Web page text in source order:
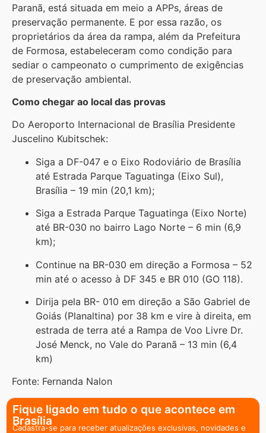
Paranã, está situada em meio a APPs, áreas de
preservação permanente. E por essa razão, os
proprietários da área da rampa, além da Prefeitura
de Formosa, estabeleceram como condição para
sediar o campeonato o cumprimento de exigências
de preservação ambiental.
Como chegar ao local das provas
Do Aeroporto Internacional de Brasília Presidente
Juscelino Kubitschek:
Siga a DF-047 e o Eixo Rodoviário de Brasília
até Estrada Parque Taguatinga (Eixo Sul),
Brasília – 19 min (20,1 km);
Siga a Estrada Parque Taguatinga (Eixo Norte)
até BR-030 no bairro Lago Norte – 6 min (6,9
km);
Continue na BR-030 em direção a Formosa – 52
min até o acesso à DF 345 e BR 010 (GO 118).
Dirija pela BR- 010 em direção a São Gabriel de
Goiás (Planaltina) por 38 km e vire à direita, em
estrada de terra até a Rampa de Voo Livre Dr.
José Menck, no Vale do Paranã – 13 min (6,4
km)
Fonte: Fernanda Nalon
Fique ligado em tudo o que acontece em
Brasília
Cadastra-se para receber atualizações exclusivas, novidades e